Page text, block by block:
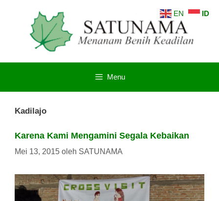
Menu
Kadilajo
Karena Kami Mengamini Segala Kebaikan
Mei 13, 2015 oleh SATUNAMA
EN ID